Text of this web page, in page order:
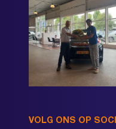
VOLG ONS OP